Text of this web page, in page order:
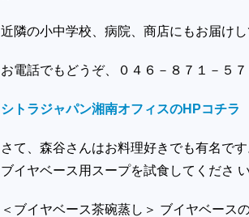
近隣の小中学校、病院、商店にもお届けし
お電話でもどうぞ、０４６－８７１
シトラジャパン湘南オフィスのHPコチラ
さて、森谷さんはお料理好きでも有名で
ブイヤベース用スープを試食してくださ
＜ブイヤベース茶碗蒸し＞ ブイヤベース